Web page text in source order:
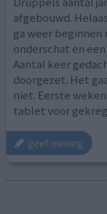
afgebouwd.
ga weer
onderschat en
Aantal keer
doorgezet. Het
niet. Eerste
tablet voor
geef mening